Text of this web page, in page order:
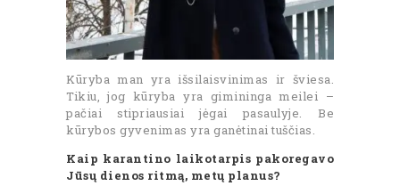
Kūryba man yra išsilaisvinimas ir šviesa.
Tikiu, jog kūryba yra gimininga meilei –
pačiai stipriausiai jėgai pasaulyje. Be
kūrybos gyvenimas yra ganėtinai tuščias.
Kaip karantino laikotarpis pakoregavo
Jūsų dienos ritmą, metų planus?